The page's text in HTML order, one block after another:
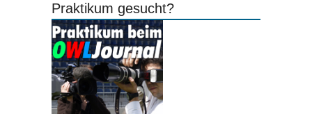
Praktikum gesucht?